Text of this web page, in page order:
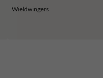
Wieldwingers